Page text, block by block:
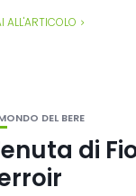
ALL'ARTICOLO
DEL BERE
di